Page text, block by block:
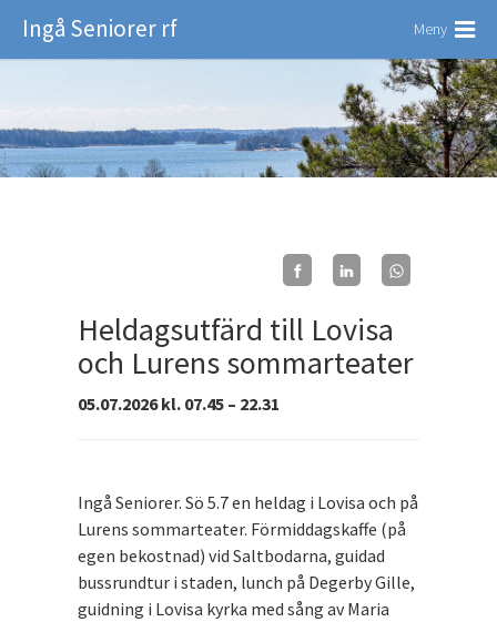
Ingå Seniorer rf Meny
Heldagsutfärd till Lovisa
och Lurens sommarteater
05.07.2026 kl. 07.45 – 22.31
Ingå Seniorer. Sö 5.7 en heldag i Lovisa och på
Lurens sommarteater. Förmiddagskaffe (på
egen bekostnad) vid Saltbodarna, guidad
bussrundtur i staden, lunch på Degerby Gille,
guidning i Lovisa kyrka med sång av Maria